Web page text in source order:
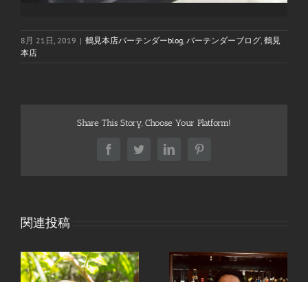
8月 21日, 2019 | 鶴見本店バーテンダーblog バーテンダーブログ 鶴見
本店
Share This Story, Choose Your Platform!
FacebookTwitterLinkedInPinterest
関連投稿